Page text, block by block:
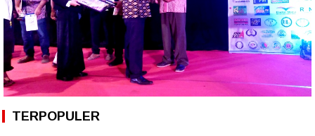
TERPOPULER